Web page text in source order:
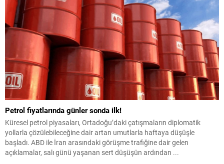
Petrol fiyatlarında günler sonda ilk!
Küresel petrol piyasaları, Ortadoğu’daki çatışmaların diplomatik
yollarla çözülebileceğine dair artan umutlarla haftaya düşüşle
başladı. ABD ile İran arasındaki görüşme trafiğine dair gelen
açıklamalar, salı günü yaşanan sert düşüşün ardından ...